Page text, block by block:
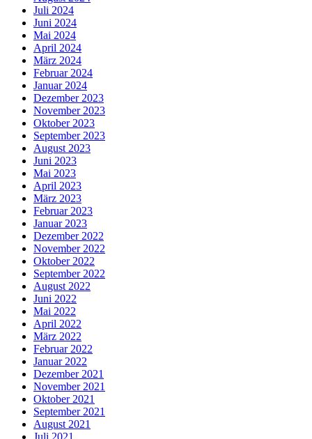
Juli 2024
Juni 2024
Mai 2024
April 2024
März 2024
Februar 2024
Januar 2024
Dezember 2023
November 2023
Oktober 2023
September 2023
August 2023
Juni 2023
Mai 2023
April 2023
März 2023
Februar 2023
Januar 2023
Dezember 2022
November 2022
Oktober 2022
September 2022
August 2022
Juni 2022
Mai 2022
April 2022
März 2022
Februar 2022
Januar 2022
Dezember 2021
November 2021
Oktober 2021
September 2021
August 2021
Juli 2021